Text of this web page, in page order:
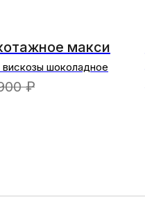
макси
шоколадное
₽